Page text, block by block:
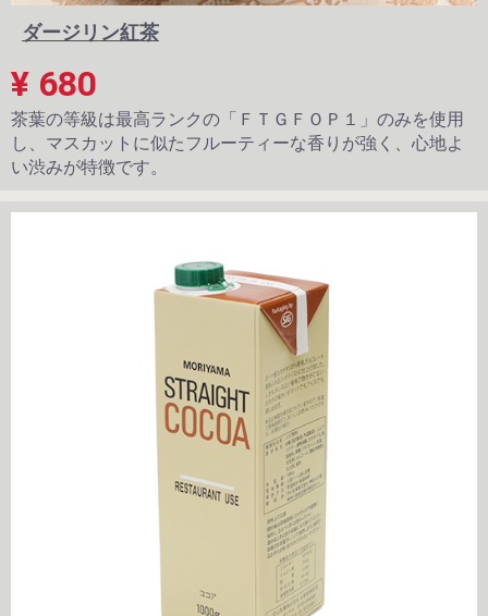
ダージリン紅茶
¥ 680
茶葉の等級は最高ランクの「ＦＴＧＦＯＰ１」のみを使用
し、マスカットに似たフルーティーな香りが強く、心地よ
い渋みが特徴です。